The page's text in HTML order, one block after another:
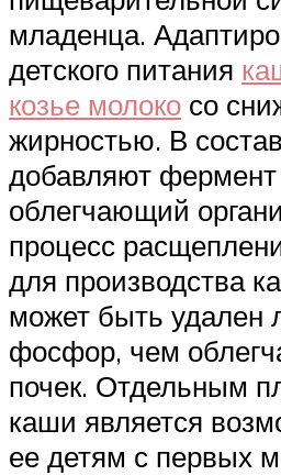
младенца.
детского питания
козье молоко со
жирностью. В
добавляют фермент
облегчающий
процесс
для производства
может быть удален
фосфор, чем
почек. Отдельным
каши является
ее детям с первых